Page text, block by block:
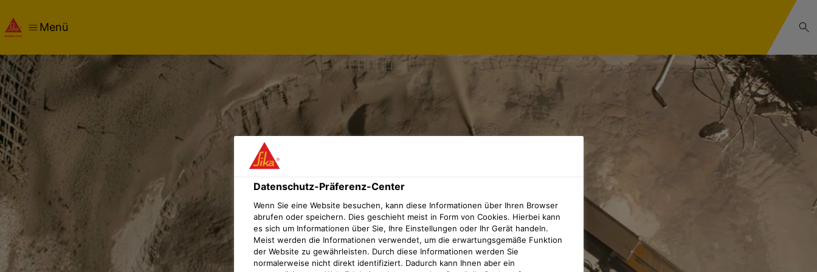
Menü
Datenschutz-Präferenz-Center
Wenn Sie eine Website besuchen, kann diese Informationen über Ihren Browser
abrufen oder speichern. Dies geschieht meist in Form von Cookies. Hierbei kann
es sich um Informationen über Sie, Ihre Einstellungen oder Ihr Gerät handeln.
Meist werden die Informationen verwendet, um die erwartungsgemäße Funktion
der Website zu gewährleisten. Durch diese Informationen werden Sie
normalerweise nicht direkt identifiziert. Dadurch kann Ihnen aber ein